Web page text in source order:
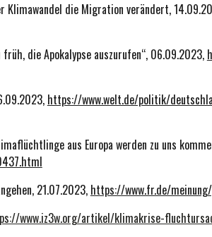
Klimawandel die Migration verändert,
die Apokalypse auszurufen“, 06.09.2023,
https://www.welt.de/politik/
aus Europa werden zu uns
21.07.2023, https://www.fr.de/
www.iz3w.org/artikel/klimakrise-